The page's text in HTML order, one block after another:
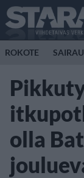
ROKOTE
olla